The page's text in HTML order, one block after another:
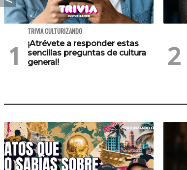
TRIVIA CULTURIZANDO
¡Atrévete a responder estas
sencillas preguntas de cultura
general!